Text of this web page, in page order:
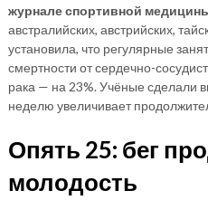
журнале спортивной
австралийских, австрийских,
установила, что регулярные
смертности от сердечно-
рака — на 23%. Учёные сделали
неделю увеличивает
Опять 25: бег
молодость